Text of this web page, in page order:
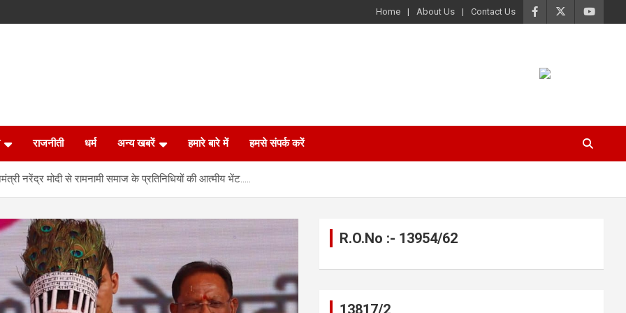
Home About Us Contact Us
राजनीती धर्म अन्य खबरें हमारे बारे में हमसे संपर्क करें
नरेंद्र मोदी से रामनामी समाज के प्रतिनिधियों की आत्मीय भेंट…..
R.O.No :- 13954/62
13817/2